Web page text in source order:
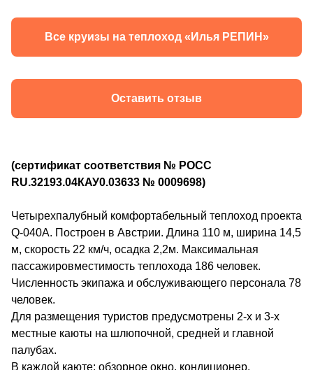
Все круизы на теплоход «Илья РЕПИН»
Оставить отзыв
(сертификат соответствия № РОСС
RU.32193.04КАУ0.03633 № 0009698)
Четырехпалубный комфортабельный теплоход проекта
Q-040А. Построен в Австрии. Длина 110 м, ширина 14,5
м, скорость 22 км/ч, осадка 2,2м. Максимальная
пассажировместимость теплохода 186 человек.
Численность экипажа и обслуживающего персонала 78
человек.
Для размещения туристов предусмотрены 2-х и 3-х
местные каюты на шлюпочной, средней и главной
палубах.
В каждой каюте: обзорное окно, кондиционер,